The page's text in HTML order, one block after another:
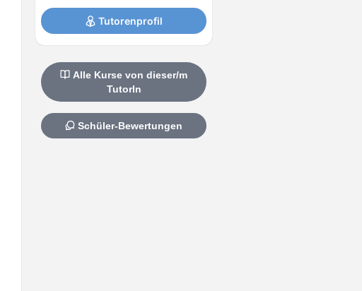
Tutorenprofil
TutorIn
Schüler-Bewertungen